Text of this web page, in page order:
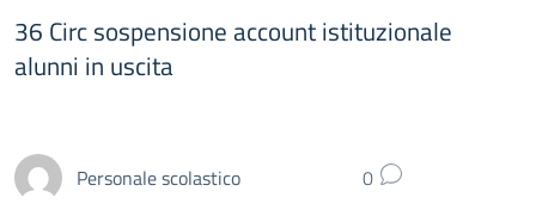
36 Circ sospensione account istituzionale
alunni in uscita
Personale scolastico 0